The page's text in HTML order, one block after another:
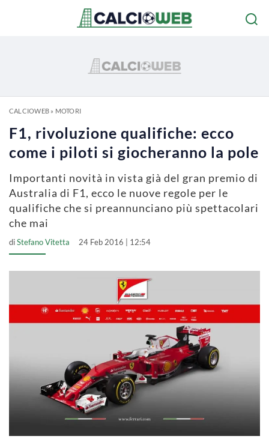
CALCIOWEB» MOTORI
F1, rivoluzione qualifiche: ecco
come i piloti si giocheranno la pole
Importanti novità in vista già del gran premio di
Australia di F1, ecco le nuove regole per le
qualifiche che si preannunciano più spettacolari
che mai
diStefano Vitetta 24 Feb 2016 | 12:54